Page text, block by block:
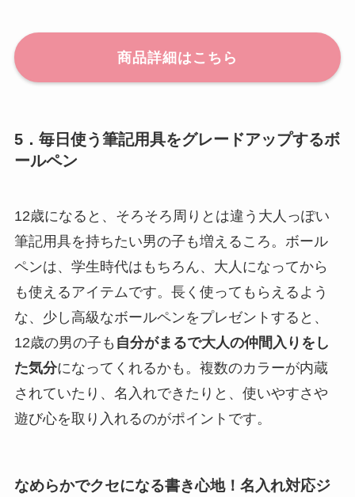
商品詳細はこちら
5．毎日使う筆記用具をグレードアップするボ
ールペン
12歳になると、そろそろ周りとは違う大人っぽい
筆記用具を持ちたい男の子も増えるころ。ボール
ペンは、学生時代はもちろん、大人になってから
も使えるアイテムです。長く使ってもらえるよう
な、少し高級なボールペンをプレゼントすると、
12歳の男の子も 自分がまるで大人の仲間入りをし
た気分になってくれるかも。複数のカラーが内蔵
されていたり、名入れできたりと、使いやすさや
遊び心を取り入れるのがポイントです。
なめらかでクセになる書き心地！名入れ対応ジ